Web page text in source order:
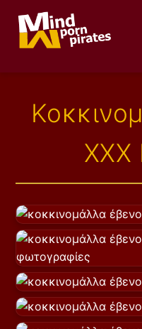
XXX